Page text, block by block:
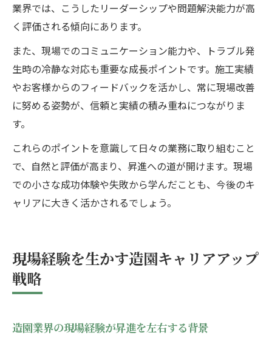
業界では、こうしたリーダーシップや問題解決能力が高
く評価される傾向にあります。
また、現場でのコミュニケーション能力や、トラブル発
生時の冷静な対応も重要な成長ポイントです。施工実績
やお客様からのフィードバックを活かし、常に現場改善
に努める姿勢が、信頼と実績の積み重ねにつながりま
す。
これらのポイントを意識して日々の業務に取り組むこと
で、自然と評価が高まり、昇進への道が開けます。現場
での小さな成功体験や失敗から学んだことも、今後のキ
ャリアに大きく活かされるでしょう。
現場経験を生かす造園キャリアアップ
戦略
造園業界の現場経験が昇進を左右する背景